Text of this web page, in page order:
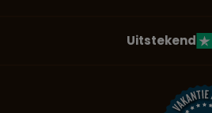
Uitstekend